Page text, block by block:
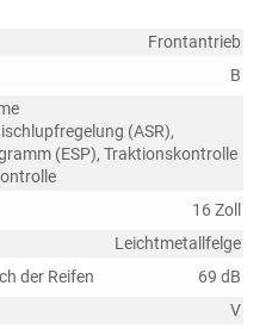
Frontantrieb
B
(ASR),
(ESP), Traktionskontrolle
16 Zoll
Leichtmetallfelge
der Reifen
69 dB
V